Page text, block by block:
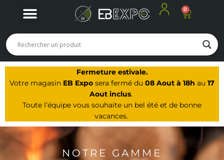
0
Panier
Fermeture estivale.
Votre magasin EB Expo sera fermé du 08 Aout à 18h au 17
Aout inclus.
Toute l’équipe vous souhaite un bel été et de bonne
vacances.
NOTRE GAMME